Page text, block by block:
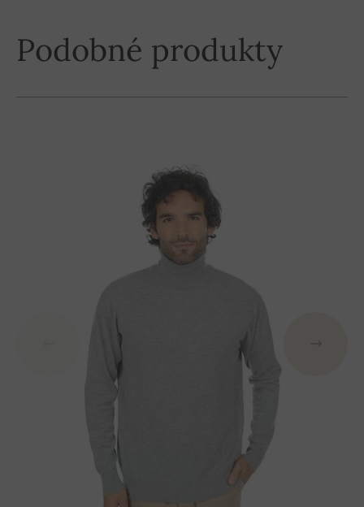
Podobné produkty